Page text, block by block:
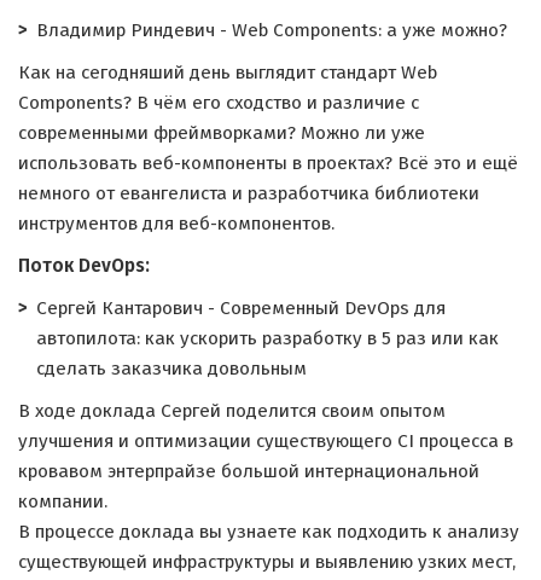
Владимир Риндевич - Web Components: а уже можно?
Как на сегодняший день выглядит стандарт Web
Components? В чём его сходство и различие с
современными фреймворками? Можно ли уже
использовать веб-компоненты в проектах? Всё это и ещё
немного от евангелиста и разработчика библиотеки
инструментов для веб-компонентов.
Поток DevOps:
Сергей Кантарович - Современный DevOps для
автопилота: как ускорить разработку в 5 раз или как
сделать заказчика довольным
В ходе доклада Сергей поделится своим опытом
улучшения и оптимизации существующего CI процесса в
кровавом энтерпрайзе большой интернациональной
компании.
В процессе доклада вы узнаете как подходить к анализу
существующей инфраструктуры и выявлению узких мест,